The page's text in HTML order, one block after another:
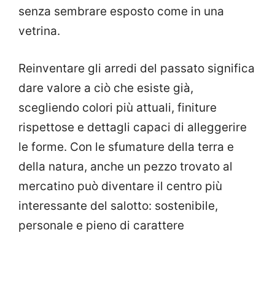
senza sembrare esposto come in una
vetrina.
Reinventare gli arredi del passato significa
dare valore a ciò che esiste già,
scegliendo colori più attuali, finiture
rispettose e dettagli capaci di alleggerire
le forme. Con le sfumature della terra e
della natura, anche un pezzo trovato al
mercatino può diventare il centro più
interessante del salotto: sostenibile,
personale e pieno di carattere